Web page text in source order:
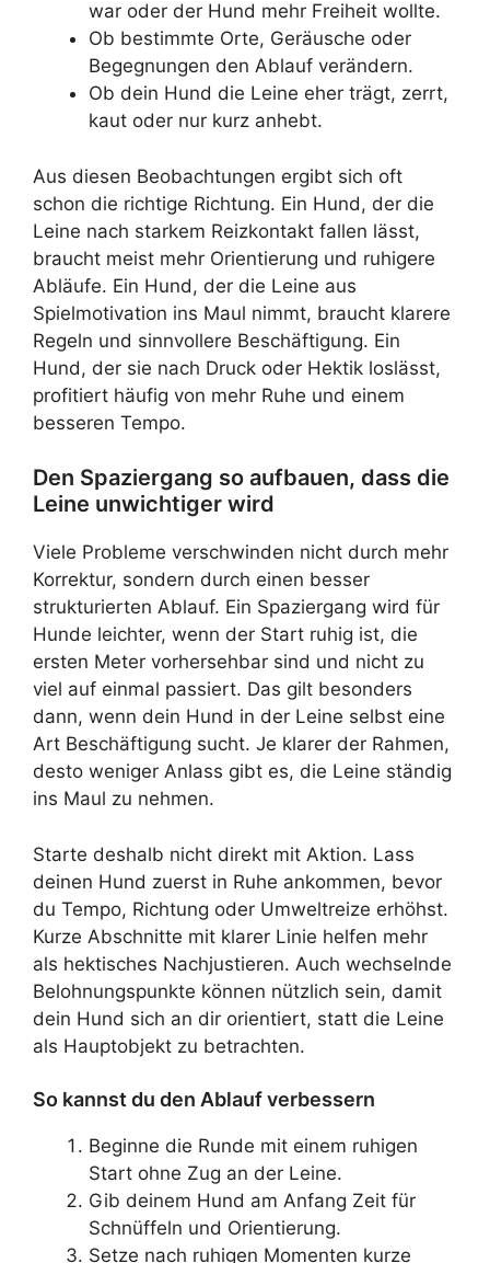
war oder der Hund mehr Freiheit wollte.
Ob bestimmte Orte, Geräusche oder
Begegnungen den Ablauf verändern.
Ob dein Hund die Leine eher trägt, zerrt,
kaut oder nur kurz anhebt.
Aus diesen Beobachtungen ergibt sich oft
schon die richtige Richtung. Ein Hund, der die
Leine nach starkem Reizkontakt fallen lässt,
braucht meist mehr Orientierung und ruhigere
Abläufe. Ein Hund, der die Leine aus
Spielmotivation ins Maul nimmt, braucht klarere
Regeln und sinnvollere Beschäftigung. Ein
Hund, der sie nach Druck oder Hektik loslässt,
profitiert häufig von mehr Ruhe und einem
besseren Tempo.
Den Spaziergang so aufbauen, dass die
Leine unwichtiger wird
Viele Probleme verschwinden nicht durch mehr
Korrektur, sondern durch einen besser
strukturierten Ablauf. Ein Spaziergang wird für
Hunde leichter, wenn der Start ruhig ist, die
ersten Meter vorhersehbar sind und nicht zu
viel auf einmal passiert. Das gilt besonders
dann, wenn dein Hund in der Leine selbst eine
Art Beschäftigung sucht. Je klarer der Rahmen,
desto weniger Anlass gibt es, die Leine ständig
ins Maul zu nehmen.
Starte deshalb nicht direkt mit Aktion. Lass
deinen Hund zuerst in Ruhe ankommen, bevor
du Tempo, Richtung oder Umweltreize erhöhst.
Kurze Abschnitte mit klarer Linie helfen mehr
als hektisches Nachjustieren. Auch wechselnde
Belohnungspunkte können nützlich sein, damit
dein Hund sich an dir orientiert, statt die Leine
als Hauptobjekt zu betrachten.
So kannst du den Ablauf verbessern
Beginne die Runde mit einem ruhigen
Start ohne Zug an der Leine.
Gib deinem Hund am Anfang Zeit für
Schnüffeln und Orientierung.
Setze nach ruhigen Momenten kurze